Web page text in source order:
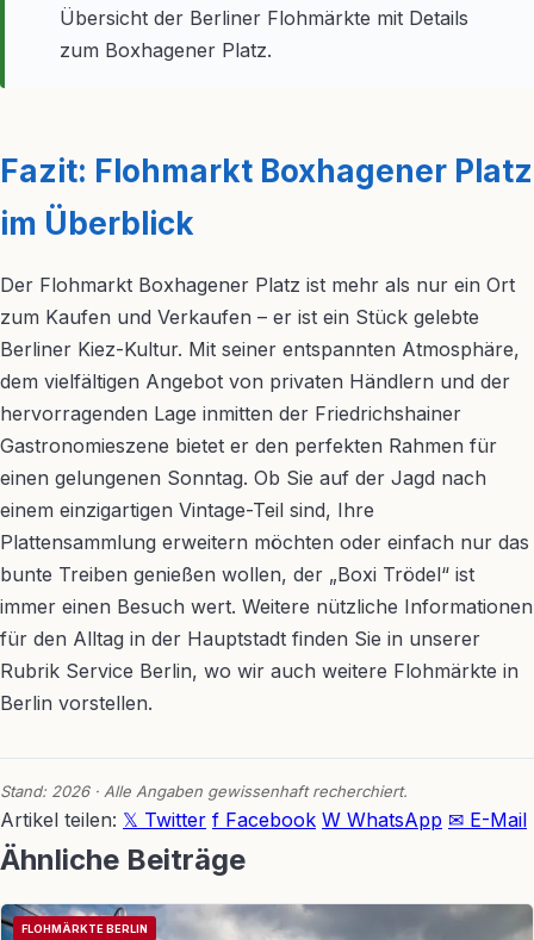
Übersicht der Berliner Flohmärkte mit Details
zum Boxhagener Platz.
Fazit: Flohmarkt Boxhagener Platz
im Überblick
Der Flohmarkt Boxhagener Platz ist mehr als nur ein Ort
zum Kaufen und Verkaufen – er ist ein Stück gelebte
Berliner Kiez-Kultur. Mit seiner entspannten Atmosphäre,
dem vielfältigen Angebot von privaten Händlern und der
hervorragenden Lage inmitten der Friedrichshainer
Gastronomieszene bietet er den perfekten Rahmen für
einen gelungenen Sonntag. Ob Sie auf der Jagd nach
einem einzigartigen Vintage-Teil sind, Ihre
Plattensammlung erweitern möchten oder einfach nur das
bunte Treiben genießen wollen, der „Boxi Trödel“ ist
immer einen Besuch wert. Weitere nützliche Informationen
für den Alltag in der Hauptstadt finden Sie in unserer
Rubrik Service Berlin, wo wir auch weitere Flohmärkte in
Berlin vorstellen.
Stand: 2026 · Alle Angaben gewissenhaft recherchiert.
Artikel teilen: 𝕏 Twitter f Facebook W WhatsApp ✉ E-Mail
Ähnliche Beiträge
FLOHMÄRKTE BERLIN